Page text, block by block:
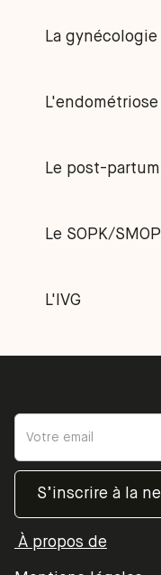
La gynécologie
L'endométriose
Le post-partum
Le SOPK/SMOP
L'IVG
À propos de